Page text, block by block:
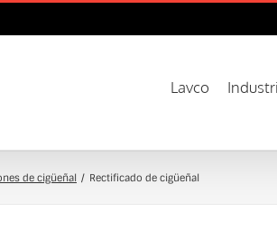
Lavco
de cigüeñal Rectificado de cigüeñal